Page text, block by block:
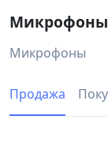
Микрофоны
Микрофоны
Продажа